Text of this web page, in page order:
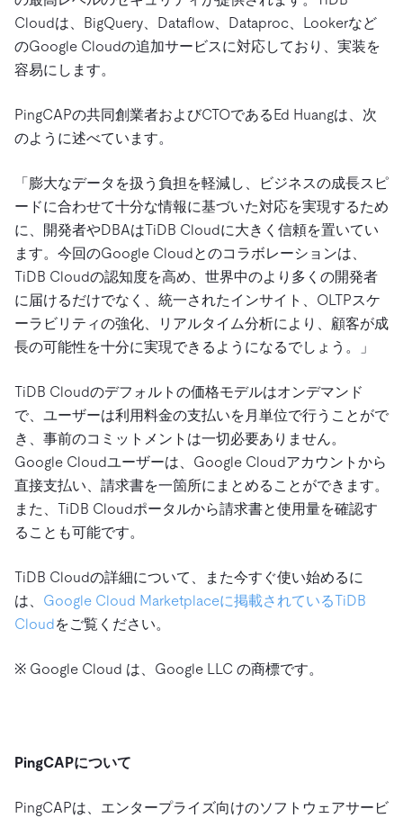
Cloudは、BigQuery、Dataflow、Dataproc、Lookerなど
のGoogle Cloudの追加サービスに対応しており、実装を
容易にします。
PingCAPの共同創業者およびCTOであるEd Huangは、次
のように述べています。
「膨大なデータを扱う負担を軽減し、ビジネスの成長スピ
ードに合わせて十分な情報に基づいた対応を実現するため
に、開発者やDBAはTiDB Cloudに大きく信頼を置いてい
ます。今回のGoogle Cloudとのコラボレーションは、
TiDB Cloudの認知度を高め、世界中のより多くの開発者
に届けるだけでなく、統一されたインサイト、OLTPスケ
ーラビリティの強化、リアルタイム分析により、顧客が成
長の可能性を十分に実現できるようになるでしょう。」
TiDB Cloudのデフォルトの価格モデルはオンデマンド
で、ユーザーは利用料金の支払いを月単位で行うことがで
き、事前のコミットメントは一切必要ありません。
Google Cloudユーザーは、Google Cloudアカウントから
直接支払い、請求書を一箇所にまとめることができます。
また、TiDB Cloudポータルから請求書と使用量を確認す
ることも可能です。
TiDB Cloudの詳細について、また今すぐ使い始めるに
は、 Google Cloud Marketplaceに掲載されているTiDB
Cloudをご覧ください。
※ Google Cloud は、Google LLC の商標です。
PingCAPについて
PingCAPは、エンタープライズ向けのソフトウェアサービ